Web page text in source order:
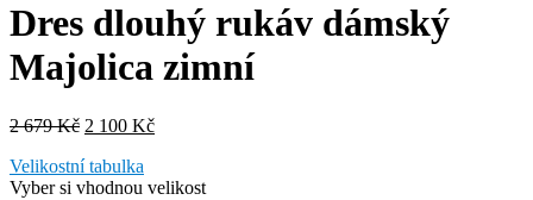
Dres dlouhý rukáv dámský
Majolica zimní
2 679Kč Původní
byla:
2
2 100 KčAktuální
2
Velikostní tabulka
Vyber si vhodnou velikost